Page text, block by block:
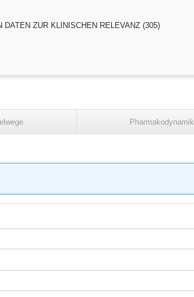
ZUR KLINISCHEN RELEVANZ (305)
Pharmakodynamik